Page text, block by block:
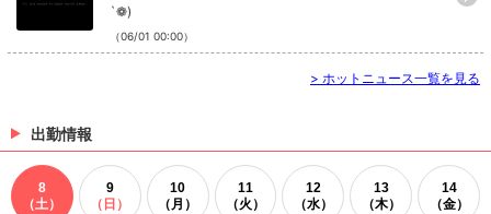
`❁)
（06/01 00:00）
> ホットニュース一覧を見る
出勤情報
8
（土）
9
（日）
10
（月）
11
（火）
12
（水）
13
（木）
14
（金）